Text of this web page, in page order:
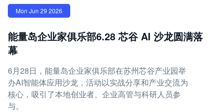
Mon Jun 29 2026
能量岛企业家俱乐部6.28 芯谷 AI 沙龙圆满落
幕
6月28日，能量岛企业家俱乐部在苏州芯谷产业园举
办AI智能体应用沙龙，活动以实战分享和产业交流为
核心，吸引了本地创业者、企业高管与科研人员参
与。